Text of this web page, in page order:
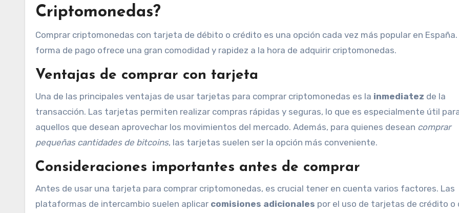
Criptomonedas?
Comprar criptomonedas con tarjeta de débito o crédito es una opción cada vez más popular en
forma de pago ofrece una gran comodidad y rapidez a la hora de adquirir criptomonedas.
Ventajas de comprar con tarjeta
Una de las principales ventajas de usar tarjetas para comprar criptomonedas es la inmediatez de la
transacción. Las tarjetas permiten realizar compras rápidas y seguras, lo que es especialmente útil
aquellos que desean aprovechar los movimientos del mercado. Además, para quienes desean comprar
pequeñas cantidades de bitcoins, las tarjetas suelen ser la opción más conveniente.
Consideraciones importantes antes de comprar
Antes de usar una tarjeta para comprar criptomonedas, es crucial tener en cuenta varios factores. Las
plataformas de intercambio suelen aplicar comisiones adicionales por el uso de tarjetas de crédito o